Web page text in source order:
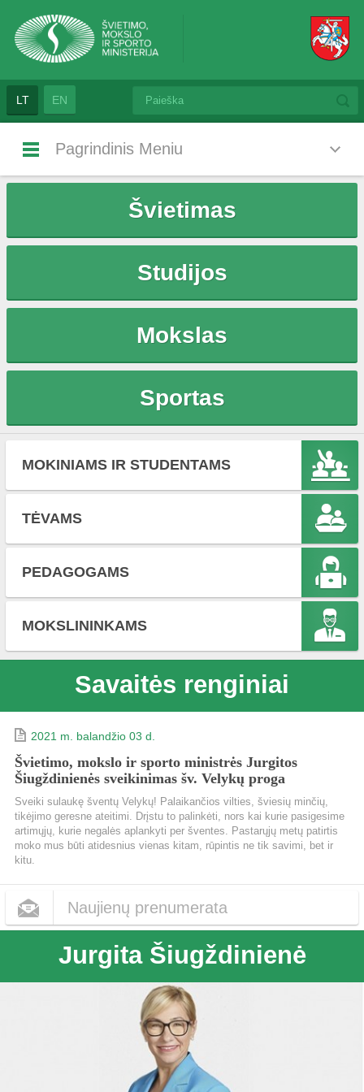
LT EN
Pagrindinis Meniu
Švietimas
Studijos
Mokslas
Sportas
MOKINIAMS IR STUDENTAMS
TĖVAMS
PEDAGOGAMS
MOKSLININKAMS
Savaitės renginiai
2021 m. balandžio 03 d.
Švietimo, mokslo ir sporto ministrės Jurgitos
Šiugždinienės sveikinimas šv. Velykų proga
Sveiki sulaukę šventų Velykų! Palaikančios vilties, šviesių minčių,
tikėjimo geresne ateitimi. Drįstu to palinkėti, nors kai kurie pasigesime
artimųjų, kurie negalės aplankyti per šventes. Pastarųjų metų patirtis
moko mus būti atidesnius vienas kitam, rūpintis ne tik savimi, bet ir
kitu.
Naujienų prenumerata
Kas dieną
Kas savaitę
Kas mėnesį
Jurgita Šiugždinienė